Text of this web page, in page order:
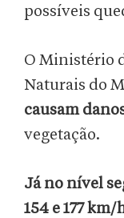
possíveis
O Ministério
Naturais do
causam
vegetação.
Já no nível
154 e 177 km/